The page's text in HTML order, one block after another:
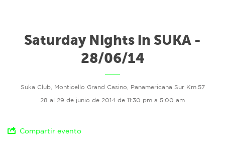
Saturday Nights in SUKA -
28/06/14
Suka Club, Monticello Grand Casino, Panamericana Sur Km.57
28 al 29 de junio de 2014 de 11:30 pm a 5:00 am
Compartir evento